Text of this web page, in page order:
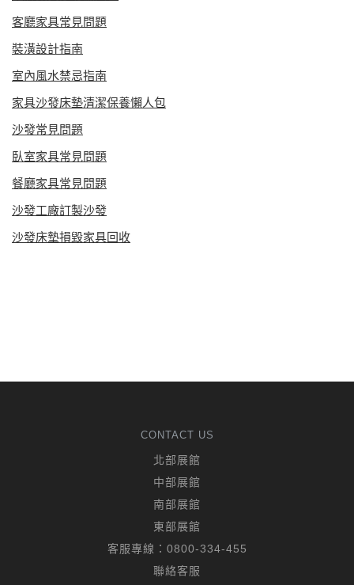
客廳家具常見問題
裝潢設計指南
室內風水禁忌指南
家具沙發床墊清潔保養懶人包
沙發常見問題
臥室家具常見問題
餐廳家具常見問題
沙發工廠訂製沙發
沙發床墊損毀家具回收
CONTACT US
北部展館
中部展館
南部展館
東部展館
客服專線： 0800-334-455
聯絡客服